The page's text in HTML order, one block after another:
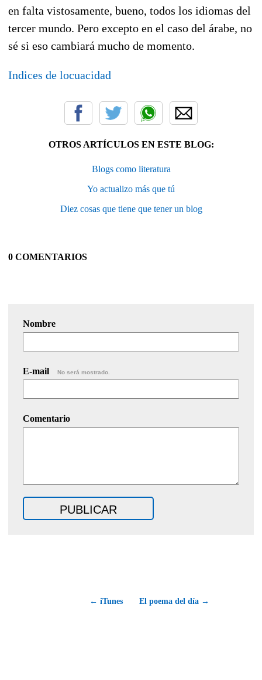
en falta vistosamente, bueno, todos los idiomas del
tercer mundo. Pero excepto en el caso del árabe, no
sé si eso cambiará mucho de momento.
Indices de locuacidad
OTROS ARTÍCULOS EN ESTE BLOG:
Blogs como literatura
Yo actualizo más que tú
Diez cosas que tiene que tener un blog
0 COMENTARIOS
Nombre
E-mail No será mostrado.
Comentario
← iTunes El poema del día →